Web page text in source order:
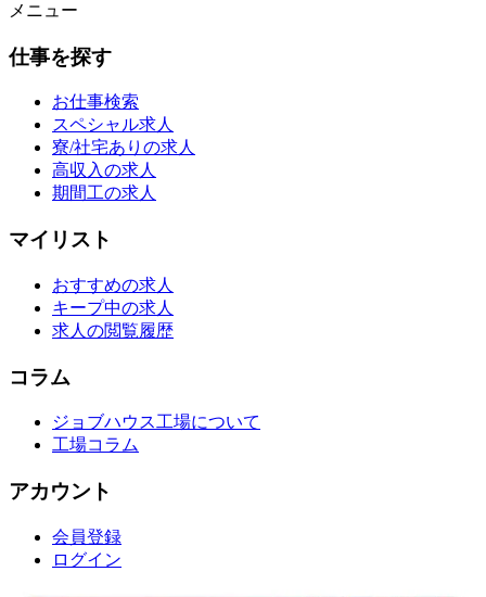
メニュー
仕事を探す
お仕事検索
スペシャル求人
寮/社宅ありの求人
高収入の求人
期間工の求人
マイリスト
おすすめの求人
キープ中の求人
求人の閲覧履歴
コラム
ジョブハウス工場について
工場コラム
アカウント
会員登録
ログイン